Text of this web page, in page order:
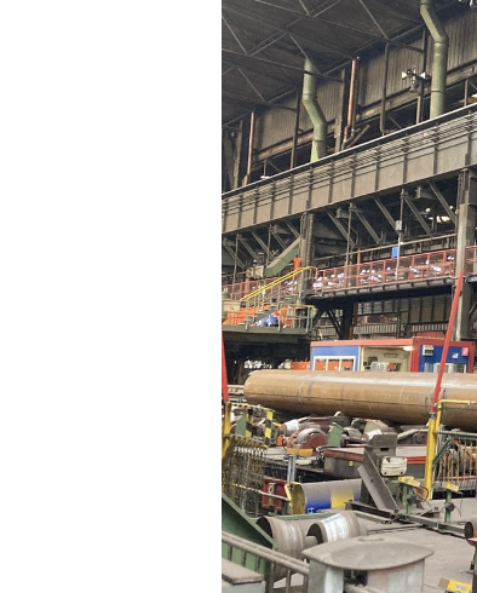
Heilbronn –
Löchgau –
Esslingen a. N. –